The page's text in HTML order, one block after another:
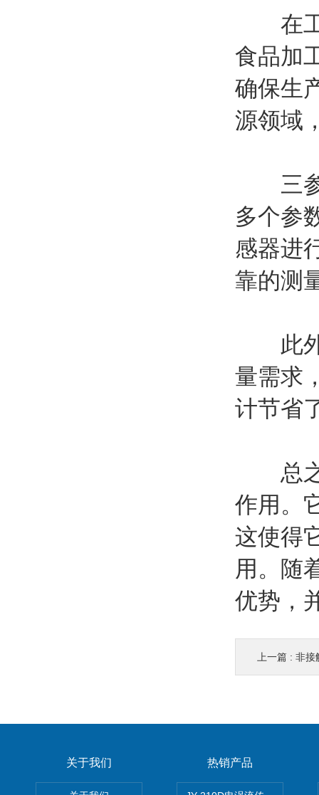
在工
食品加
确保生
源领域
三参
多个参
感器进
靠的测
此外
量需求
计节省
总
作用。
这使得
用。随
优势，
上一篇 : 非接
关于我们 热销产品